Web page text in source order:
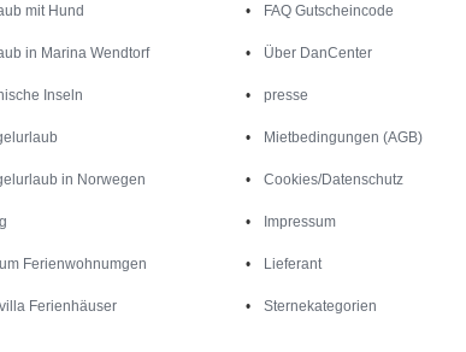
mit Hund
in Marina Wendtorf
Inseln
in Norwegen
Ferienwohnumgen
Ferienhäuser
FAQ Gutscheincode
Über DanCenter
presse
Mietbedingungen (AGB)
Cookies/Datenschutz
Impressum
Lieferant
Sternekategorien